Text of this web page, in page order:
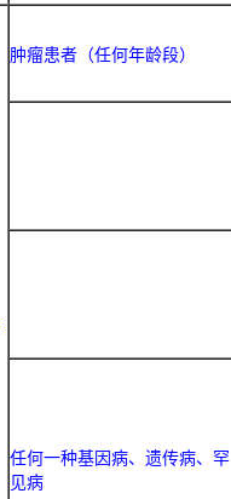
肿瘤患者（任何年龄段）
任何一种基因病、遗传病、罕
见病